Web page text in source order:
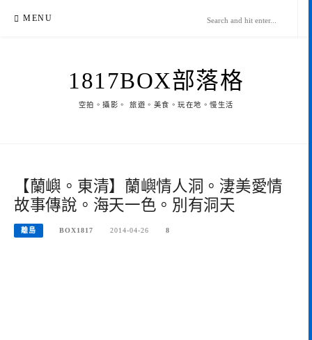
MENU
1817BOX部落格
空拍。攝影。 旅遊。美食。玩在地。慢生活
【蘭嶼。東清】蘭嶼情人洞。淒美愛情
故事傳說。海天一色。別有洞天
離島 BOX1817 2014-04-26 8